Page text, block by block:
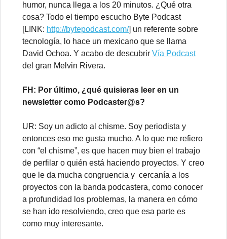
humor, nunca llega a los 20 minutos. ¿Qué otra
cosa? Todo el tiempo escucho Byte Podcast
[LINK: http://bytepodcast.com/] un referente sobre
tecnología, lo hace un mexicano que se llama
David Ochoa. Y acabo de descubrir Vía Podcast
del gran Melvin Rivera.
FH: Por último, ¿qué quisieras leer en un
newsletter como Podcaster@s?
UR: Soy un adicto al chisme. Soy periodista y
entonces eso me gusta mucho. A lo que me refiero
con “el chisme”, es que hacen muy bien el trabajo
de perfilar o quién está haciendo proyectos. Y creo
que le da mucha congruencia y cercanía a los
proyectos con la banda podcastera, como conocer
a profundidad los problemas, la manera en cómo
se han ido resolviendo, creo que esa parte es
como muy interesante.